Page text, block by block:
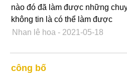
nào đó đã làm được những
không tin là có thể làm được
Nhan lê hoa - 2021-05-18
công bố